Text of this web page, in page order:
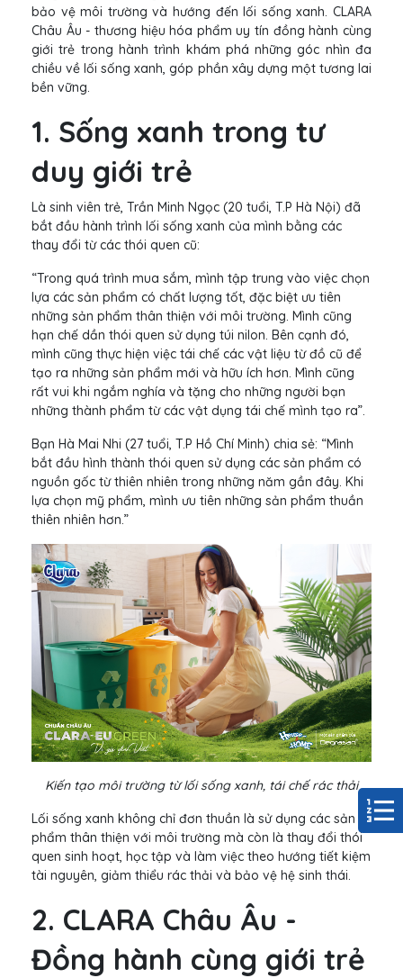
bảo vệ môi trường và hướng đến lối sống xanh. CLARA
Châu Âu - thương hiệu hóa phẩm uy tín đồng hành cùng
giới trẻ trong hành trình khám phá những góc nhìn đa
chiều về lối sống xanh, góp phần xây dựng một tương lai
bền vững.
1. Sống xanh trong tư
duy giới trẻ
Là sinh viên trẻ, Trần Minh Ngọc (20 tuổi, T.P Hà Nội) đã
bắt đầu hành trình lối sống xanh của mình bằng các
thay đổi từ các thói quen cũ:
“Trong quá trình mua sắm, mình tập trung vào việc chọn
lựa các sản phẩm có chất lượng tốt, đặc biệt ưu tiên
những sản phẩm thân thiện với môi trường. Mình cũng
hạn chế dần thói quen sử dụng túi nilon. Bên cạnh đó,
mình cũng thực hiện việc tái chế các vật liệu từ đồ cũ để
tạo ra những sản phẩm mới và hữu ích hơn. Mình cũng
rất vui khi ngắm nghía và tặng cho những người bạn
những thành phẩm từ các vật dụng tái chế mình tạo ra”.
Bạn Hà Mai Nhi (27 tuổi, T.P Hồ Chí Minh) chia sẻ: “Mình
bắt đầu hình thành thói quen sử dụng các sản phẩm có
nguồn gốc từ thiên nhiên trong những năm gần đây. Khi
lựa chọn mỹ phẩm, mình ưu tiên những sản phẩm thuần
thiên nhiên hơn.”
Kiến tạo môi trường từ lối sống xanh, tái chế rác thải
Lối sống xanh không chỉ đơn thuần là sử dụng các sản
phẩm thân thiện với môi trường mà còn là thay đổi thói
quen sinh hoạt, học tập và làm việc theo hướng tiết kiệm
tài nguyên, giảm thiểu rác thải và bảo vệ hệ sinh thái.
2. CLARA Châu Âu -
Đồng hành cùng giới trẻ